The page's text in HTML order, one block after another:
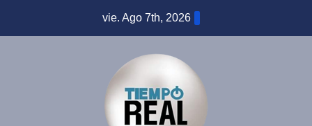
vie. Ago 7th, 2026